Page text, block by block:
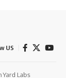
US
Yard Labs